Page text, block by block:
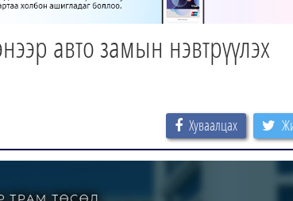
авто замын нэвтрүүлэх
Хуваалцах